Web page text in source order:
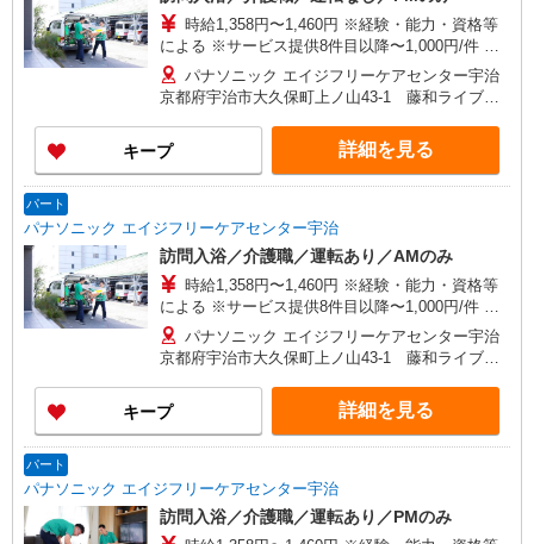
時給1,358円〜1,460円 ※経験・能力・資格等
による ※サービス提供8件目以降〜1,000円/件 手
当あり ※訪問入浴経験1年以上の方は〜50円時給
優遇
パナソニック エイジフリーケアセンター宇治
京都府宇治市大久保町上ノ山43-1 藤和ライブタ
キープ 詳細を見る
パート
パナソニック エイジフリーケアセンター宇治
訪問入浴／介護職／運転あり／AMのみ
時給1,358円〜1,460円 ※経験・能力・資格等
による ※サービス提供8件目以降〜1,000円/件 手
当あり ※訪問入浴経験1年以上の方は〜50円時給
優遇
パナソニック エイジフリーケアセンター宇治
京都府宇治市大久保町上ノ山43-1 藤和ライブタ
キープ 詳細を見る
パート
パナソニック エイジフリーケアセンター宇治
訪問入浴／介護職／運転あり／PMのみ